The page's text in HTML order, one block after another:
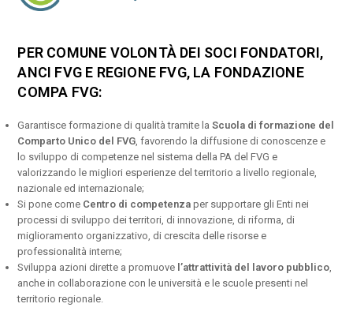
PER COMUNE VOLONTÀ DEI SOCI FONDATORI,
ANCI FVG E REGIONE FVG, LA FONDAZIONE
COMPA FVG:
Garantisce formazione di qualità tramite laScuola di formazione del
Comparto Unico del FVG , favorendo la diffusione di conoscenze e
lo sviluppo di competenze nel sistema della PA del FVG e
valorizzando le migliori esperienze del territorio a livello regionale,
nazionale ed internazionale;
Si pone come Centro di competenza per supportare gli Enti nei
processi di sviluppo dei territori, di innovazione, di riforma, di
miglioramento organizzativo, di crescita delle risorse e
professionalità interne;
Sviluppa azioni dirette a promuove l’attrattività del lavoro pubblico
anche in collaborazione con le università e le scuole presenti nel
territorio regionale.